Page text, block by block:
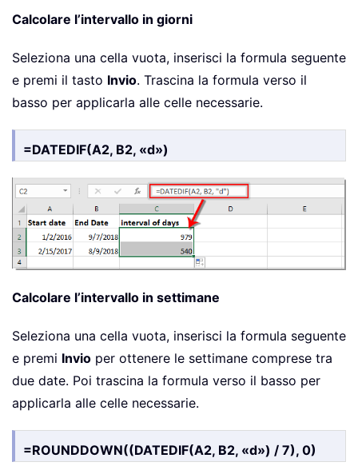
Calcolare l’intervallo in giorni
Seleziona una cella vuota, inserisci la formula seguente
e premi il tasto Invio. Trascina la formula verso il
basso per applicarla alle celle necessarie.
=DATEDIF(A2, B2, «d»)
Calcolare l’intervallo in settimane
Seleziona una cella vuota, inserisci la formula seguente
e premi Invio per ottenere le settimane comprese tra
due date. Poi trascina la formula verso il basso per
applicarla alle celle necessarie.
=ROUNDDOWN((DATEDIF(A2, B2, «d») / 7), 0)